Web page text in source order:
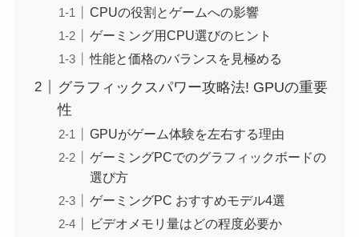
CPUの役割とゲームへの影響
ゲーミング用CPU選びのヒント
性能と価格のバランスを見極める
グラフィックスパワー攻略法! GPUの重要
性
GPUがゲーム体験を左右する理由
ゲーミングPCでのグラフィックボードの
選び方
ゲーミングPC おすすめモデル4選
ビデオメモリ量はどの程度必要か